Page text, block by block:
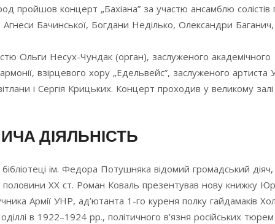
пройшов концерт „Бахіана” за участю ансамблю солістів
Агнеси Бачинської, Богдани Неділько, Олександри
Ольги Несух-Чундак (орган), заслуженого академічного
взірцевого хору „Едельвейс”, заслуженого артиста
і Сергія Крицьких. Концерт проходив у великому залі
ДІЯЛЬНІСТЬ
ім. Федора Потушняка відомий громадський
половини ХХ ст. Роман Коваль презентував нову книжку
Армії УНР, ад’ютанта 1-го куреня полку гайдамаків
в 1922–1924 рр., політичного в’язня російських